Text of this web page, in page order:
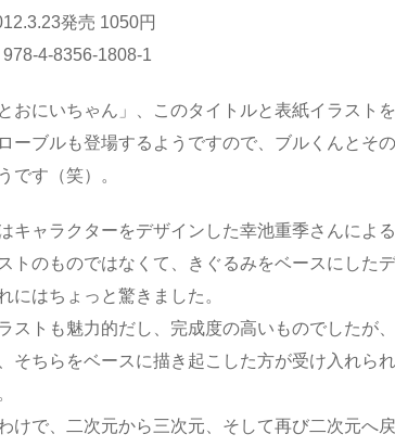
発売 1050円
978-4-8356-1808-1
とおにいちゃん」、このタイトルと表紙イラスト
ーブルも登場するようですので、ブルくんとそ
です（笑）。
キャラクターをデザインした幸池重季さんによ
トのものではなくて、きぐるみをベースにした
にはちょっと驚きました。
ストも魅力的だし、完成度の高いものでしたが
そちらをベースに描き起こした方が受け入れら
けで、二次元から三次元、そして再び二次元へ